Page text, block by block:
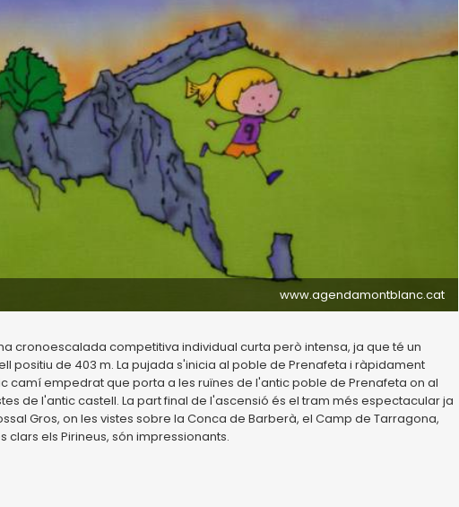
www.agendamontblanc.cat
cronoescalada competitiva individual curta però intensa, ja que té un
positiu de 403 m. La pujada s'inicia al poble de Prenafeta i ràpidament
camí empedrat que porta a les ruïnes de l'antic poble de Prenafeta on al
de l'antic castell. La part final de l'ascensió és el tram més espectacular ja
Gros, on les vistes sobre la Conca de Barberà, el Camp de Tarragona,
clars els Pirineus, són impressionants.